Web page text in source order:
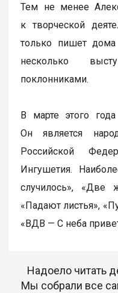
Тем не менее
к творческой
только пишет
несколько
поклонниками.
В марте этого
Он является
Российской
Ингушетия.
случилось», «Две
«Падают листья»,
«ВДВ — С неба
Надоело читать
Мы собрали все